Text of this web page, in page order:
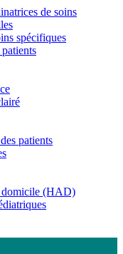
de soins
spécifiques
patients
domicile (HAD)